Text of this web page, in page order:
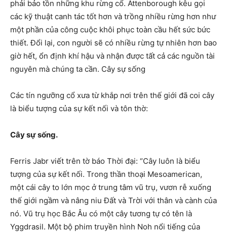
phải bảo tồn những khu rừng cổ. Attenborough kêu gọi
các kỹ thuật canh tác tốt hơn và trồng nhiều rừng hơn như
một phần của công cuộc khôi phục toàn cầu hết sức bức
thiết. Đổi lại, con người sẽ có nhiều rừng tự nhiên hơn bao
giờ hết, ổn định khí hậu và nhận được tất cả các nguồn tài
nguyên mà chúng ta cần. Cây sự sống
Các tín ngưỡng cổ xưa từ khắp nơi trên thế giới đã coi cây
là biểu tượng của sự kết nối và tôn thờ:
Cây sự sống.
Ferris Jabr viết trên tờ báo Thời đại: “Cây luôn là biểu
tượng của sự kết nối. Trong thần thoại Mesoamerican,
một cái cây to lớn mọc ở trung tâm vũ trụ, vươn rễ xuống
thế giới ngầm và nâng niu Đất và Trời với thân và cành của
nó. Vũ trụ học Bắc Âu có một cây tương tự có tên là
Yggdrasil. Một bộ phim truyền hình Noh nổi tiếng của